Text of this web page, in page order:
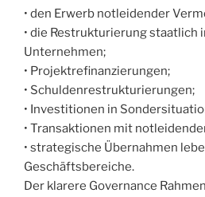
• den Erwerb notleidender
• die Restrukturierung staatlich
Unternehmen;
• Projektrefinanzierungen;
• Schuldenrestrukturierungen;
• Investitionen in
• Transaktionen mit
• strategische Übernahmen
Geschäftsbereiche.
Der klarere Governance